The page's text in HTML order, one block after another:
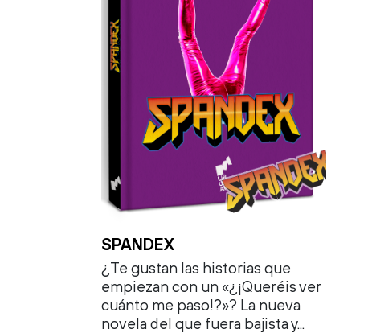
SPANDEX
¿Te gustan las historias que
empiezan con un «¿¡Queréis ver
cuánto me paso!?»? La nueva
novela del que fuera bajista y...